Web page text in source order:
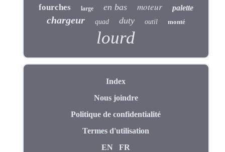
fourches large en bas moteur palette
chargeur quad duty outil monté
lourd
Index
Nous joindre
Politique de confidentialité
Termes d'utilisation
EN
FR